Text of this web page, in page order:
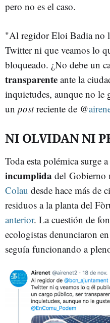
pero no es el caso.
"Al regidor Eloi Badia no
Twitter ni que veamos lo
bloqueado. ¿No debe un
transparente ante la
inquietudes, aunque no le
un postreciente de @
NI OLVIDAN NI
Toda esta polémica surge
incumplida del Gobierno
Colau desde hace más de
residuos a la planta del
anterior. La cuestión de
ecologistas denunciaron
seguía funcionando a